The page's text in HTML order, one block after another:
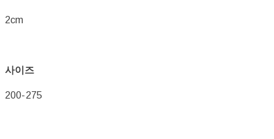
2cm
사이즈
200-275